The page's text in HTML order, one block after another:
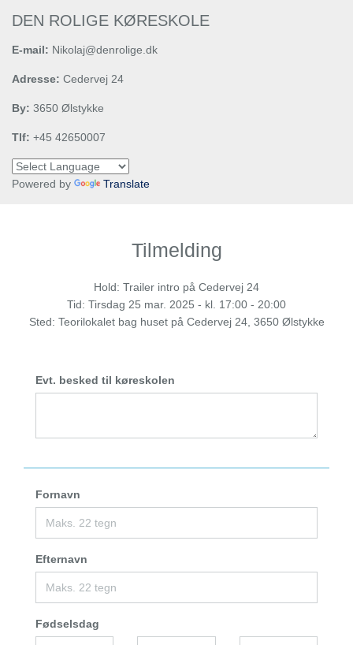
DEN ROLIGE KØRESKOLE
E-mail: Nikolaj@denrolige.dk
Adresse: Cedervej 24
By: 3650 Ølstykke
Tlf: +45 42650007
Powered by Translate
Tilmelding
Hold: Trailer intro på Cedervej 24
Tid: Tirsdag 25 mar. 2025 - kl. 17:00 - 20:00
Sted: Teorilokalet bag huset på Cedervej 24, 3650 Ølstykke
Evt. besked til køreskolen
Fornavn
Efternavn
Fødselsdag